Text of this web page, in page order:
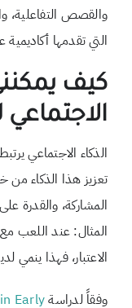
والقصص التفاعلية،
التي تقدمها أكاديمية
كيف
الاجتماعي
الذكاء الاجتماعي
تعزيز هذا الذكاء من
المشاركة، والقدرة
المثال: عند اللعب
الاعتبار، فهذا ينمي
وفقاً لدراسةEarly